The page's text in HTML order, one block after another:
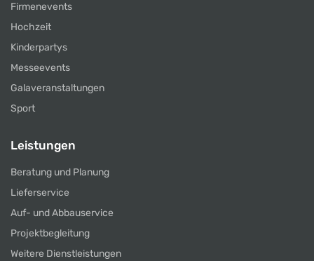
Firmenevents
Hochzeit
Kinderpartys
Messeevents
Galaveranstaltungen
Sport
Leistungen
Beratung und Planung
Lieferservice
Auf- und Abbauservice
Projektbegleitung
Weitere Dienstleistungen